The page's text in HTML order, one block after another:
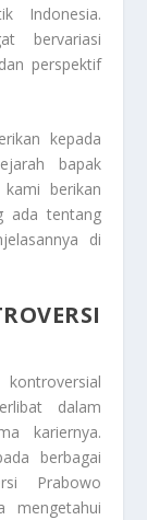
Indonesia.
bervariasi
perspektif
kepada
bapak
berikan
ada tentang
di
dalam
kariernya.
berbagai
Prabowo
mengetahui